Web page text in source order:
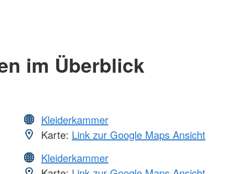
im Überblick
Kleiderkammer
Karte: Link zur Google Maps Ansicht
Kleiderkammer